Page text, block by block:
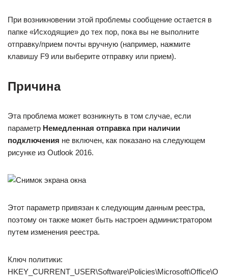
При возникновении этой проблемы сообщение остается в
папке «Исходящие» до тех пор, пока вы не выполните
отправку/прием почты вручную (например, нажмите
клавишу F9 или выберите отправку или прием).
Причина
Эта проблема может возникнуть в том случае, если
параметр Немедленная отправка при наличии
подключения не включен, как показано на следующем
рисунке из Outlook 2016.
Этот параметр привязан к следующим данным реестра,
поэтому он также может быть настроен администратором
путем изменения реестра.
Ключ политики:
HKEY_CURRENT_USER\Software\Policies\Microsoft\Office\O